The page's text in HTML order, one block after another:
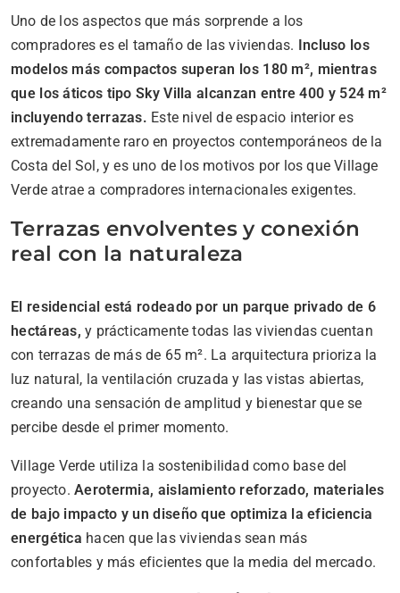
Uno de los aspectos que más sorprende a los
compradores es el tamaño de las viviendas. Incluso los
modelos más compactos superan los 180 m², mientras
que los áticos tipo Sky Villa alcanzan entre 400 y 524 m²
incluyendo terrazas. Este nivel de espacio interior es
extremadamente raro en proyectos contemporáneos de la
Costa del Sol, y es uno de los motivos por los que Village
Verde atrae a compradores internacionales exigentes.
Terrazas envolventes y conexión
real con la naturaleza
El residencial está rodeado por un parque privado de 6
hectáreas, y prácticamente todas las viviendas cuentan
con terrazas de más de 65 m². La arquitectura prioriza la
luz natural, la ventilación cruzada y las vistas abiertas,
creando una sensación de amplitud y bienestar que se
percibe desde el primer momento.
Village Verde utiliza la sostenibilidad como base del
proyecto. Aerotermia, aislamiento reforzado, materiales
de bajo impacto y un diseño que optimiza la eficiencia
energética hacen que las viviendas sean más
confortables y más eficientes que la media del mercado.